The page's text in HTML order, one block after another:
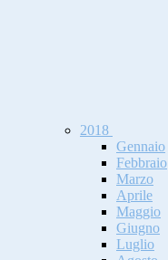
2018
Gennaio
Febbraio
Marzo
Aprile
Maggio
Giugno
Luglio